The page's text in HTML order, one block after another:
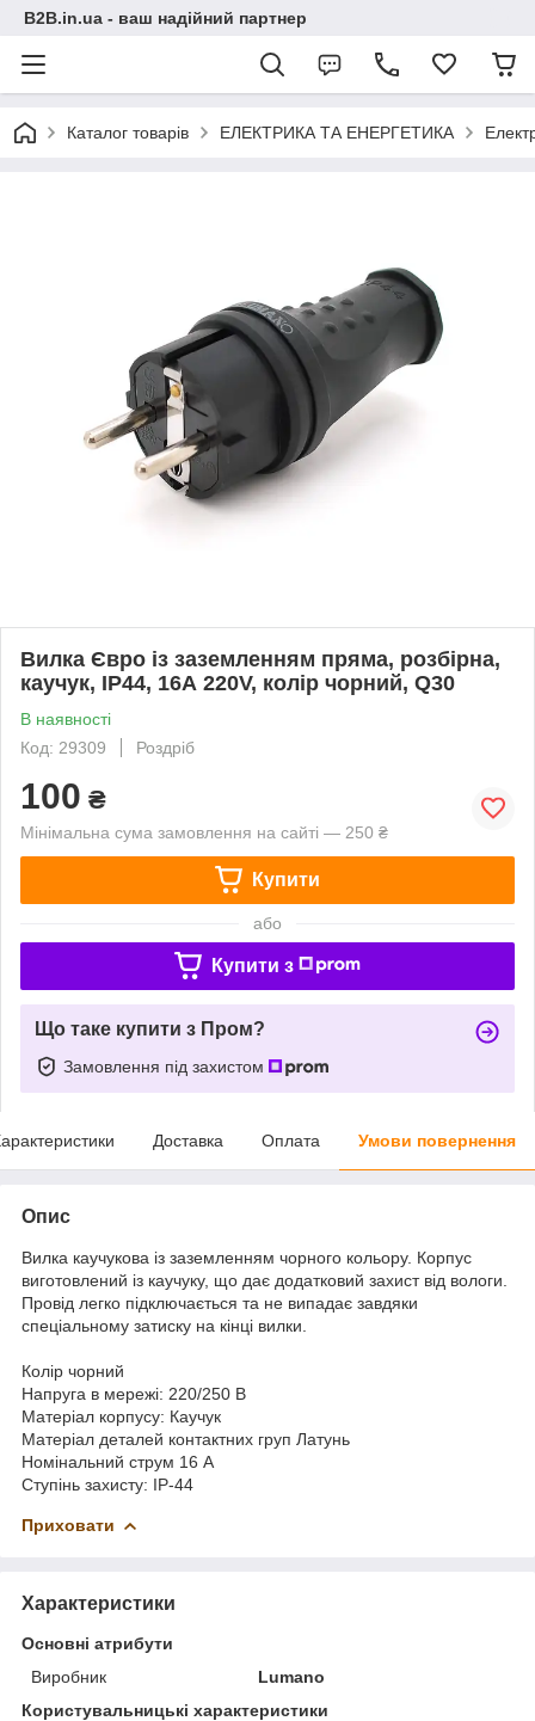
B2B.in.ua - ваш надійний партнер
Каталог товарів ЕЛЕКТРИКА ТА ЕНЕРГЕТИКА
Вилка Євро із заземленням пряма, розбірна,
каучук, IP44, 16А 220V, колір чорний, Q30
В наявності
Код: 29309
Роздріб
100 ₴
Мінімальна сума замовлення на сайті — 250 ₴
Купити
або
Купити з
Що таке купити з Пром?
Замовлення під захистом
Доставка Оплата Умови повернення
Опис
Вилка каучукова із заземленням чорного кольору. Корпус
виготовлений із каучуку, що дає додатковий захист від вологи.
Провід легко підключається та не випадає завдяки
спеціальному затиску на кінці вилки.
Колір чорний
Напруга в мережі: 220/250 В
Матеріал корпусу: Каучук
Матеріал деталей контактних груп Латунь
Номінальний струм 16 А
Ступінь захисту: IP-44
Приховати
Характеристики
Основні атрибути
Виробник
Lumano
Користувальницькі характеристики